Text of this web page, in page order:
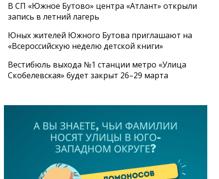
В СП «Южное Бутово» центра «Атлант» открыли
запись в летний лагерь
Юных жителей Южного Бутова приглашают на
«Всероссийскую неделю детской книги»
Вестибюль выхода №1 станции метро «Улица
Скобелевская» будет закрыт 26–29 марта